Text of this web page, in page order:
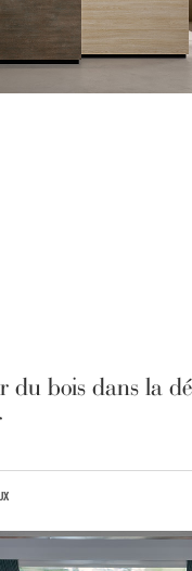
du bois dans la